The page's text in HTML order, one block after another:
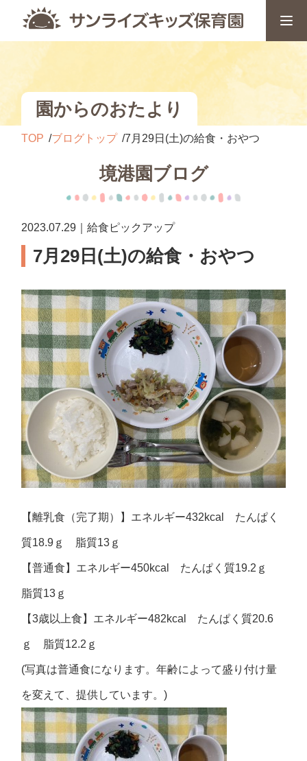
園からのおたより
TOP ブログトップ 7月29日(土)の給食・おやつ
境港園ブログ
2023.07.29｜給食ピックアップ
7月29日(土)の給食・おやつ
【離乳食（完了期）】エネルギー432kcal たんぱく
質18.9ｇ 脂質13ｇ
【普通食】エネルギー450kcal たんぱく質19.2ｇ
脂質13ｇ
【3歳以上食】エネルギー482kcal たんぱく質20.6
ｇ 脂質12.2ｇ
(写真は普通食になります。年齢によって盛り付け量
を変えて、提供しています。)